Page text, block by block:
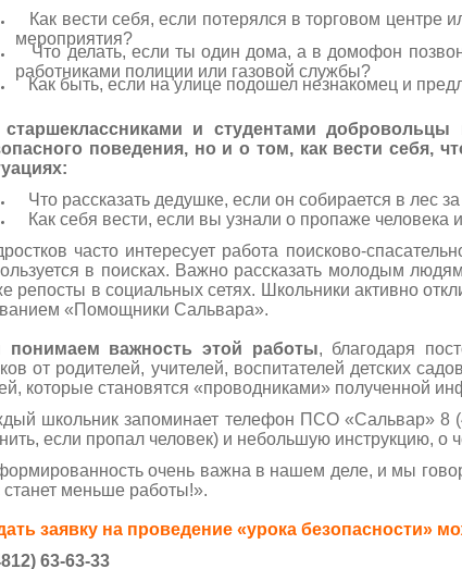
Как вести себя, если потерялся в торговом центре
мероприятия?
Что делать, если ты один дома, а в домофон
работниками полиции или газовой службы?
Как быть, если на улице подошел незнакомец и
и студентами добровольцы
поведения, но и о том, как вести себя,
Что рассказать дедушке, если он собирается в лес
Как себя вести, если вы узнали о пропаже человека и
часто интересует работа поисково-
в поисках. Важно рассказать молодым
репосты в социальных сетях. Школьники активно
«Помощники Сальвара».
понимаем важность этой работы, благодаря
от родителей, учителей, воспитателей детских
которые становятся «проводниками» полученной
школьник запоминает телефон ПСО «Сальвар» 8
если пропал человек) и небольшую инструкцию, о
очень важна в нашем деле, и мы
станет меньше работы!».
заявку на проведение «урока безопасности»
63-63-33